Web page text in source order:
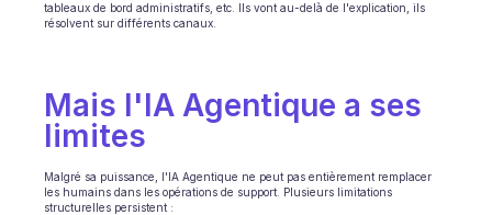
tableaux de bord administratifs, etc. Ils vont au-delà de l'explication, ils
résolvent sur différents canaux.
Mais l'IA Agentique a ses
limites
Malgré sa puissance, l'IA Agentique ne peut pas entièrement remplacer
les humains dans les opérations de support. Plusieurs limitations
structurelles persistent :